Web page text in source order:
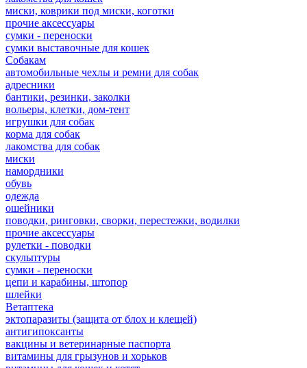
миски, коврики под миски, коготки
прочие аксессуары
сумки - переноски
сумки выставочные для кошек
Собакам
автомобильные чехлы и ремни для собак
адресники
бантики, резинки, заколки
вольеры, клетки, дом-тент
игрушки для собак
корма для собак
лакомства для собак
миски
намордники
обувь
одежда
ошейники
поводки, ринговки, сворки, перестежки, водилки
прочие аксессуары
рулетки - поводки
скульптуры
сумки - переноски
цепи и карабины, штопор
шлейки
Ветаптека
эктопаразиты (защита от блох и клещей)
антигипоксанты
вакцины и ветеринарные паспорта
витамины для грызунов и хорьков